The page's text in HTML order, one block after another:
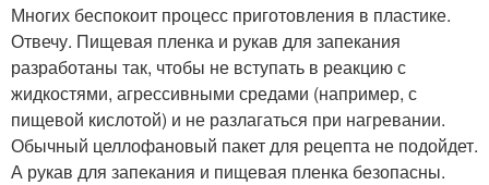
Многих беспокоит процесс приготовления в пластике.
Отвечу. Пищевая пленка и рукав для запекания
разработаны так, чтобы не вступать в реакцию с
жидкостями, агрессивными средами (например, с
пищевой кислотой) и не разлагаться при нагревании.
Обычный целлофановый пакет для рецепта не подойдет.
А рукав для запекания и пищевая пленка безопасны.